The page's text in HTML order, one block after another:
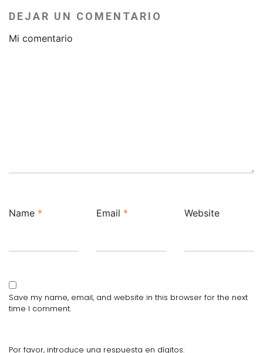
DEJAR UN COMENTARIO
Mi comentario
Name * Email * Website
Save my name, email, and website in this browser for the next
time I comment.
Por favor, introduce una respuesta en dígitos: